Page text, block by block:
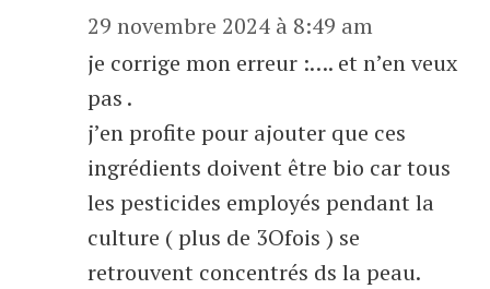
29 novembre 2024 à 8:49 am
je corrige mon erreur :…. et n’en veux
pas .
j’en profite pour ajouter que ces
ingrédients doivent être bio car tous
les pesticides employés pendant la
culture ( plus de 3Ofois ) se
retrouvent concentrés ds la peau.